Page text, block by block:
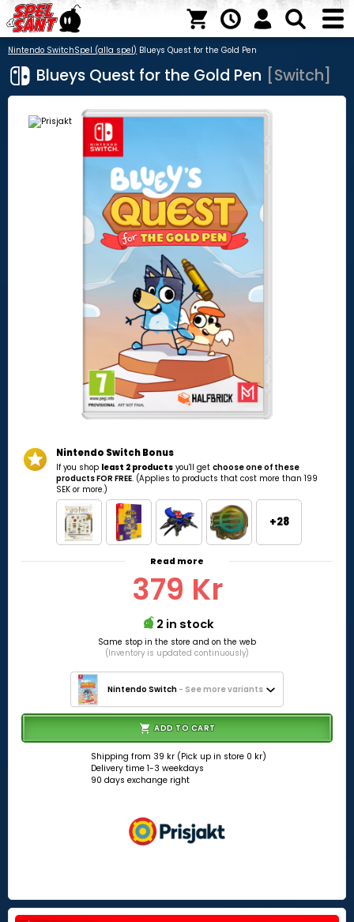
Nintendo SwitchSpel (alla spel) Blueys Quest for the Gold Pen
Blueys Quest for the Gold Pen [Switch]
Nintendo Switch Bonus
If you shop least 2 productsyou'll get choose one of these
products FOR FREE. (Applies to products that cost more than 199
SEK or more.)
+28
Read more
379 Kr
2 in stock
Same stop in the store and on the web
(Inventory is updated continuously)
Nintendo Switch - See more variants
ADD TO CART
Shipping from 39 kr (Pick up in store 0 kr)
Delivery time 1-3 weekdays
90 days exchange right